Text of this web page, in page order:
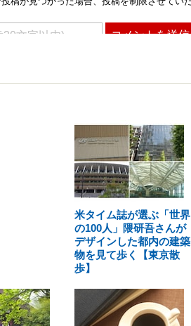
米タイム誌が選ぶ「世界
の100人」隈研吾さんが
デザインした都内の建築
物を見て歩く【東京散
歩】